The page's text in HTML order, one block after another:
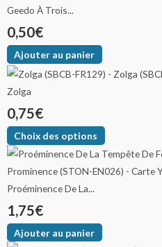
Geedo À Trois...
0,50€
Ajouter au panier
Zolga
0,75€
Choix des options
Proéminence De La...
1,75€
Ajouter au panier